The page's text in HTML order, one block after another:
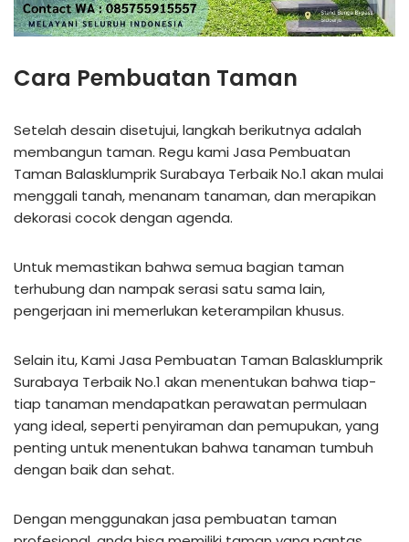
Cara Pembuatan Taman
Setelah desain disetujui, langkah berikutnya adalah
membangun taman. Regu kami Jasa Pembuatan
Taman Balasklumprik Surabaya Terbaik No.1 akan mulai
menggali tanah, menanam tanaman, dan merapikan
dekorasi cocok dengan agenda.
Untuk memastikan bahwa semua bagian taman
terhubung dan nampak serasi satu sama lain,
pengerjaan ini memerlukan keterampilan khusus.
Selain itu, Kami Jasa Pembuatan Taman Balasklumprik
Surabaya Terbaik No.1 akan menentukan bahwa tiap-
tiap tanaman mendapatkan perawatan permulaan
yang ideal, seperti penyiraman dan pemupukan, yang
penting untuk menentukan bahwa tanaman tumbuh
dengan baik dan sehat.
Dengan menggunakan jasa pembuatan taman